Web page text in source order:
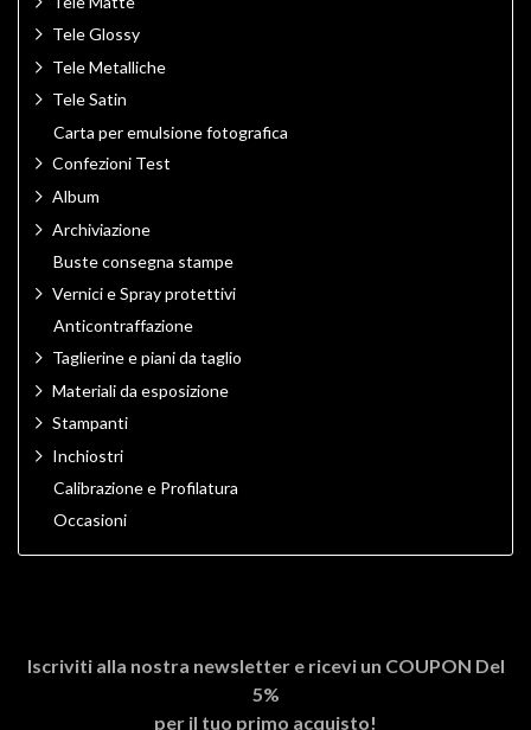
Tele Glossy
Tele Metalliche
Tele Satin
Carta per emulsione fotografica
Confezioni Test
Album
Archiviazione
Buste consegna stampe
Vernici e Spray protettivi
Anticontraffazione
Taglierine e piani da taglio
Materiali da esposizione
Stampanti
Inchiostri
Calibrazione e Profilatura
Occasioni
Iscriviti alla nostra newsletter e ricevi un COUPON Del
5%
per il tuo primo acquisto!